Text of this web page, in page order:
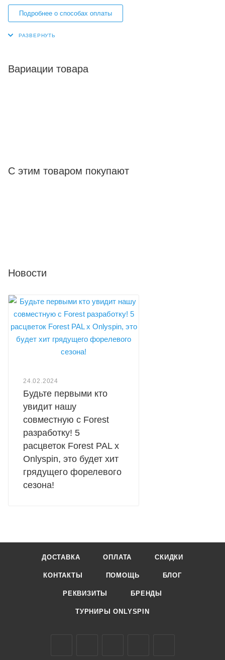
Подробнее о способах оплаты
Вариации товара
С этим товаром покупают
Новости
24.02.2024
Будьте первыми кто
увидит нашу
совместную с Forest
разработку! 5
расцветок Forest PAL x
Onlyspin, это будет хит
грядущего форелевого
сезона!
ДОСТАВКА ОПЛАТА СКИДКИ
КОНТАКТЫ ПОМОЩЬ БЛОГ
РЕКВИЗИТЫ БРЕНДЫ
ТУРНИРЫ ONLYSPIN